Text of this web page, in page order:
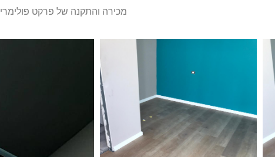
מכירה והתקנה של פרקט פולימרי spc בכפר הירוק